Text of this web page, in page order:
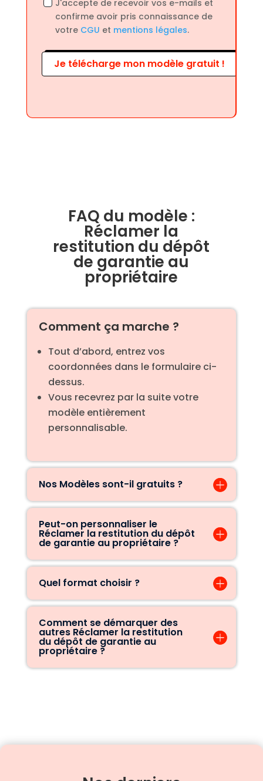
J'accepte de recevoir vos e-mails et
confirme avoir pris connaissance de
votre CGU et mentions légales.
Je télécharge mon modèle gratuit !
FAQ du modèle :
Réclamer la
restitution du dépôt
de garantie au
propriétaire
Comment ça marche ?
Tout d’abord, entrez vos
coordonnées dans le formulaire ci-
dessus.
Vous recevrez par la suite votre
modèle entièrement
personnalisable.
Nos Modèles sont-il gratuits ?
Peut-on personnaliser le
Réclamer la restitution du dépôt
de garantie au propriétaire ?
Quel format choisir ?
Comment se démarquer des
autres Réclamer la restitution
du dépôt de garantie au
propriétaire ?